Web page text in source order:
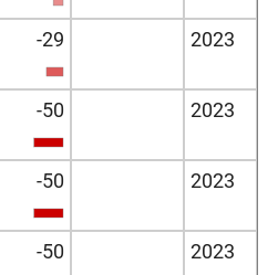
-29 2023
-50 2023
-50 2023
-50 2023